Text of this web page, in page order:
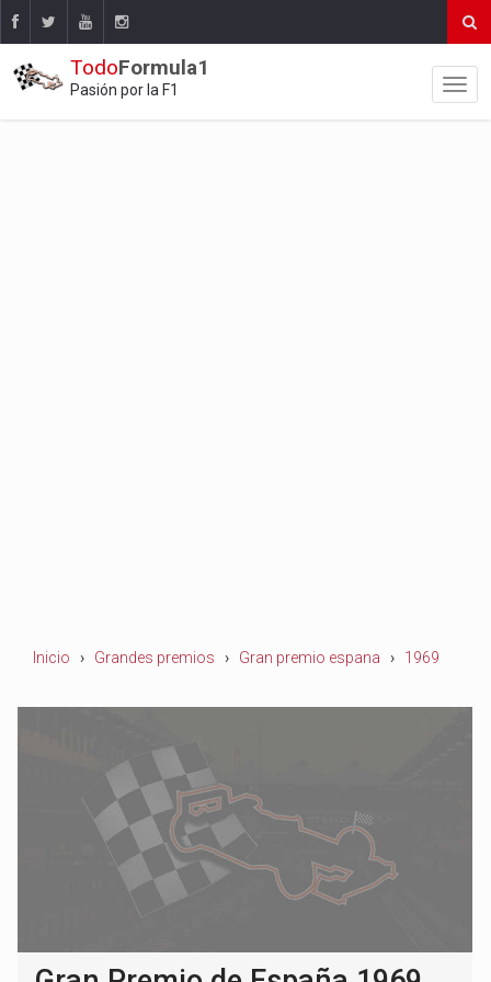
TodoFormula1
Pasión por la F1
Inicio Grandes premios Gran premio espana 1969